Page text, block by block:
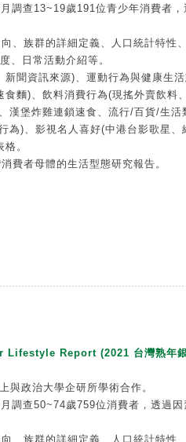
調查13~19歲191位青少年消費者，
、族群的詳細定義、人口統計特性
、日常活動介紹等。
聞資訊來源)、運動行為與健康生
麵)、飲料消費行為(現搖外賣飲料
漢堡炸雞連鎖速食、流行/百貨/生活
為)、影視名人喜好(中港台影歌星、
。
費者母體的生活型態研究報告。
Report (2021 台灣熟年
與政治大學企研所學術合作。
調查50~74歲759位消費者，透過因
、族群的詳細定義、人口統計特性